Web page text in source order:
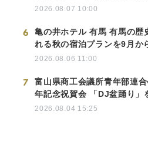
2026.08.07 10:00
6
亀の井ホテル 有馬 有馬の歴
れる秋の宿泊プランを9月か
2026.08.06 11:00
7
富山県商工会議所青年部連
年記念祝賀会 「DJ盆踊り」
2026.08.04 15:25